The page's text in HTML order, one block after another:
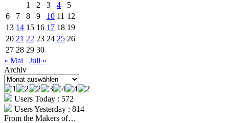
1
2 3 4
5
6
7 8 9 10 11 12
13 14 15 16 17 18 19
20 21 22 23 24 25 26
27 28 29 30
« Mai
Juli »
Archiv
Archiv
Users Today : 572
Users Yesterday : 814
From the Makers of…